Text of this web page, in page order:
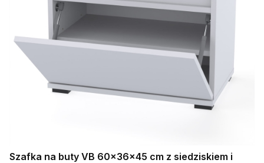
Szafka na buty VB 60×36×45 cm z siedziskiem i